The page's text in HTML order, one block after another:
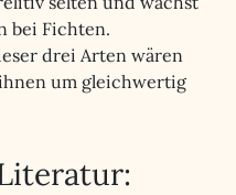
bei Fichten.
drei Arten wären
um gleichwertig